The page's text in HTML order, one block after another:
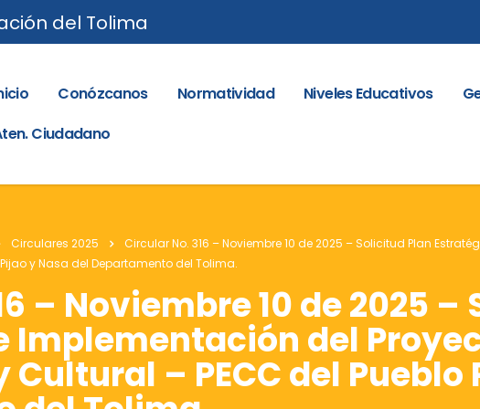
del Tolima
Conózcanos Normatividad Niveles Educativos
Ciudadano
Circulares 2025
Circular No. 316 – Noviembre 10 de 2025 – Solicitud Plan
y Nasa del Departamento del Tolima.
– Noviembre 10 de 2025
Implementación del
– PECC del Pueblo